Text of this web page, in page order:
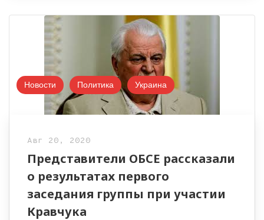
Новости Политика Украина
Авг 20, 2020
Представители ОБСЕ рассказали
о результатах первого
заседания группы при участии
Кравчука